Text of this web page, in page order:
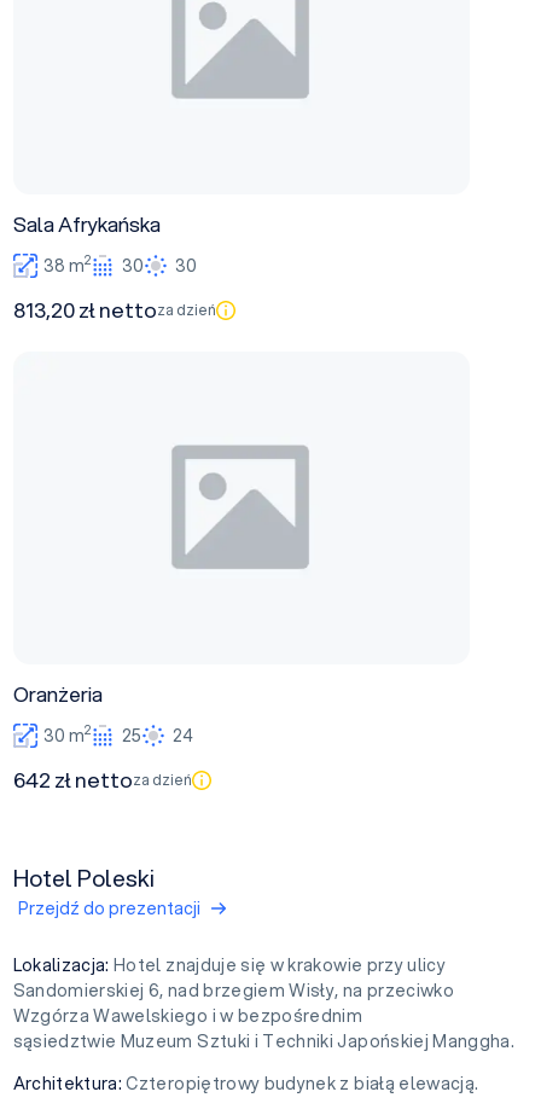
Sala Afrykańska
38 m2 30 30
813,20 zł nettoza dzień
Oranżeria
30 m2 25 24
642 zł nettoza dzień
Hotel Poleski
Przejdź do prezentacji
Lokalizacja:Hotel znajduje się w krakowie przy ulicy
Sandomierskiej 6, nad brzegiem Wisły, na przeciwko
Wzgórza Wawelskiego i w bezpośrednim
sąsiedztwie Muzeum Sztuki i Techniki Japońskiej Manggha.
Architektura:Czteropiętrowy budynek z białą elewacją.